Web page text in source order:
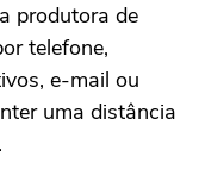
produtora de
telefone,
e-mail ou
uma distância